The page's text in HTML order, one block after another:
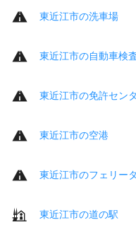
東近江市の洗車場
東近江市の自動車検
東近江市の免許セン
東近江市の空港
東近江市のフェリー
東近江市の道の駅